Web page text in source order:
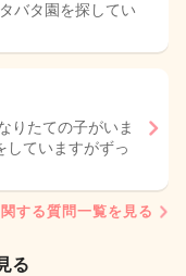
バタ園を探してい
りたての子がいま
していますがずっ
する質問一覧を見る
る